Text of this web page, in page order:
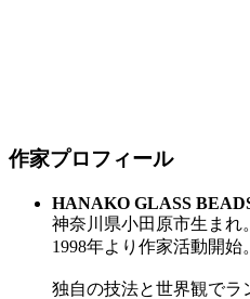
作家プロフィール
HANAKO GLASS
神奈川県小田原市生まれ
1998年より作家活動開始。
独自の技法と世界観でラ